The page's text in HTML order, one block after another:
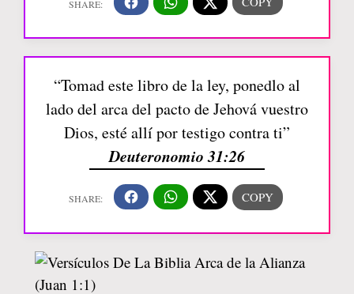
“Tomad este libro de la ley, ponedlo al
lado del arca del pacto de Jehová vuestro
Dios, esté allí por testigo contra ti”
Deuteronomio 31:26